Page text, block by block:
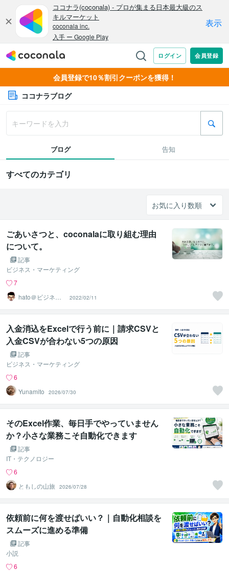
会員登録で10％割引クーポンを獲得！
ココナラブログ
ブログ 告知
すべてのカテゴリ
ごあいさつと、coconalaに取り組む理由
について。
記事
ビジネス・マーケティング
7
hato＠ビジネス
守備力コーチ
2022/02/11
入金消込をExcelで行う前に｜請求CSVと
入金CSVが合わない5つの原因
記事
ビジネス・マーケティング
6
Yunamito
2026/07/30
そのExcel作業、毎日手でやっていません
か？小さな業務こそ自動化できます
記事
IT・テクノロジー
6
ともしの山旅
2026/07/28
依頼前に何を渡せばいい？｜自動化相談を
スムーズに進める準備
記事
小説
6